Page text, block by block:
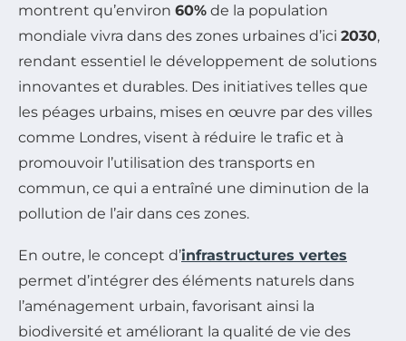
montrent qu’environ 60% de la population
mondiale vivra dans des zones urbaines d’ici 2030,
rendant essentiel le développement de solutions
innovantes et durables. Des initiatives telles que
les péages urbains, mises en œuvre par des villes
comme Londres, visent à réduire le trafic et à
promouvoir l’utilisation des transports en
commun, ce qui a entraîné une diminution de la
pollution de l’air dans ces zones.
En outre, le concept d’infrastructures vertes
permet d’intégrer des éléments naturels dans
l’aménagement urbain, favorisant ainsi la
biodiversité et améliorant la qualité de vie des